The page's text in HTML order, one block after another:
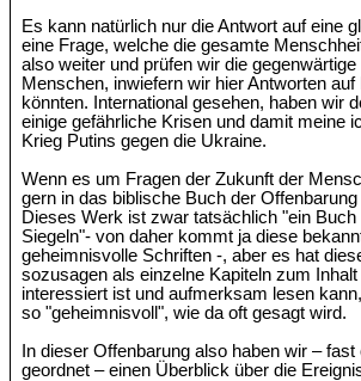
Es kann natürlich nur die Antwort auf eine
eine Frage, welche die gesamte
also weiter und prüfen wir die
Menschen, inwiefern wir hier Antworten
könnten. International gesehen, haben wir
einige gefährliche Krisen und damit meine
Krieg Putins gegen die Ukraine.
Wenn es um Fragen der Zukunft der
gern in das biblische Buch der
Dieses Werk ist zwar tatsächlich "ein Buch
Siegeln"- von daher kommt ja diese
geheimnisvolle Schriften -, aber es hat
sozusagen als einzelne Kapiteln zum
interessiert ist und aufmerksam lesen
so "geheimnisvoll", wie da oft gesagt wird.
In dieser Offenbarung also haben wir –
geordnet – einen Überblick über die